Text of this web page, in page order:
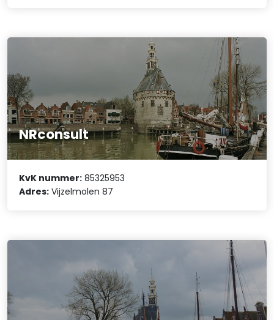
NRconsult
KvK nummer: 85325953
Adres: Vijzelmolen 87